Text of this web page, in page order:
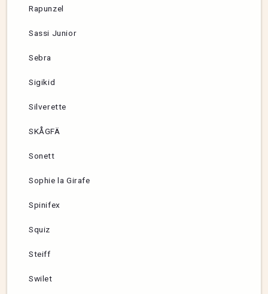
Rapunzel
Sassi Junior
Sebra
Sigikid
Silverette
SKÅGFÄ
Sonett
Sophie la Girafe
Spinifex
Squiz
Steiff
Swilet